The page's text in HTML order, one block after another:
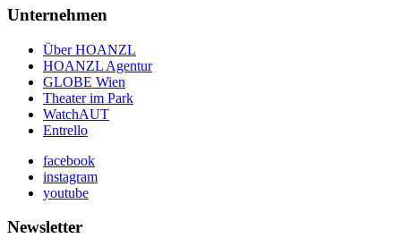
Unternehmen
Über HOANZL
HOANZL Agentur
GLOBE Wien
Theater im Park
WatchAUT
Entrello
facebook
instagram
youtube
Newsletter